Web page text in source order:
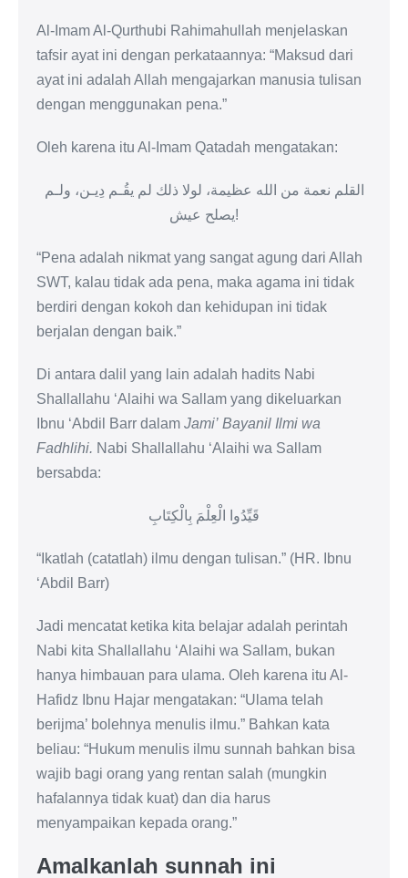
Al-Imam Al-Qurthubi Rahimahullah menjelaskan
tafsir ayat ini dengan perkataannya: “Maksud dari
ayat ini adalah Allah mengajarkan manusia tulisan
dengan menggunakan pena.”
Oleh karena itu Al-Imam Qatadah mengatakan:
القلم نعمة من الله عظيمة، لولا ذلك لم يقُـم دِيـن، ولـم
يصلح عيش!
“Pena adalah nikmat yang sangat agung dari Allah
SWT, kalau tidak ada pena, maka agama ini tidak
berdiri dengan kokoh dan kehidupan ini tidak
berjalan dengan baik.”
Di antara dalil yang lain adalah hadits Nabi
Shallallahu ‘Alaihi wa Sallam yang dikeluarkan
Ibnu ‘Abdil Barr dalam Jami’ Bayanil Ilmi wa
Fadhlihi. Nabi Shallallahu ‘Alaihi wa Sallam
bersabda:
قَيِّدُوا الْعِلْمَ بِالْكِتَابِ
“Ikatlah (catatlah) ilmu dengan tulisan.” (HR. Ibnu
‘Abdil Barr)
Jadi mencatat ketika kita belajar adalah perintah
Nabi kita Shallallahu ‘Alaihi wa Sallam, bukan
hanya himbauan para ulama. Oleh karena itu Al-
Hafidz Ibnu Hajar mengatakan: “Ulama telah
berijma’ bolehnya menulis ilmu.” Bahkan kata
beliau: “Hukum menulis ilmu sunnah bahkan bisa
wajib bagi orang yang rentan salah (mungkin
hafalannya tidak kuat) dan dia harus
menyampaikan kepada orang.”
Amalkanlah sunnah ini